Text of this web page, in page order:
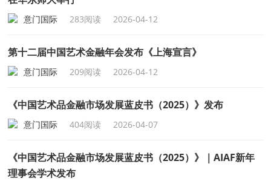
意门国际 283阅读 2026-04-12
第十二届中国艺术金融年会发布《上海宣言》
意门国际 209阅读 2026-04-12
《中国艺术品金融市场发展蓝皮书（2025）》发布
意门国际 404阅读 2026-04-07
《中国艺术品金融市场发展蓝皮书（2025）》｜AIAF新年
理事会学术发布